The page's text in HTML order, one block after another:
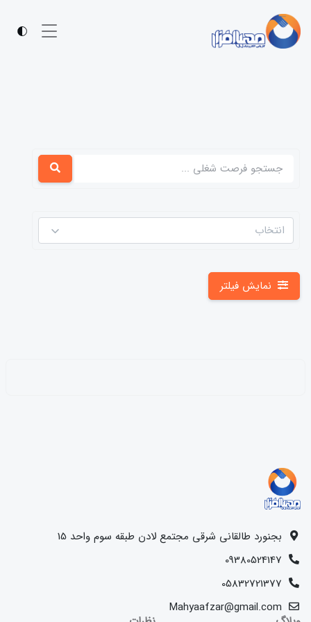
انتخاب
نمایش فیلتر
بجنورد طالقانی شرقی مجتمع لادن طبقه سوم واحد 15
09380524147
05832721377
Mahyaafzar@gmail.com